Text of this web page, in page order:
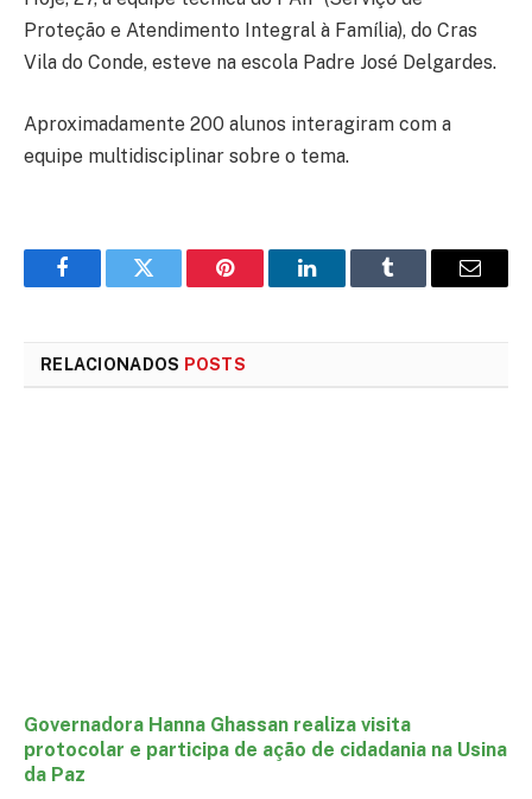
Proteção e Atendimento Integral à Família), do Cras
Vila do Conde, esteve na escola Padre José Delgardes.
Aproximadamente 200 alunos interagiram com a
equipe multidisciplinar sobre o tema.
FacebookTwitter Pinterest LinkedInTumblr
E-
RELACIONADOS POSTS
Governadora Hanna Ghassan realiza visita
protocolar e participa de ação de cidadania na Usina
da Paz